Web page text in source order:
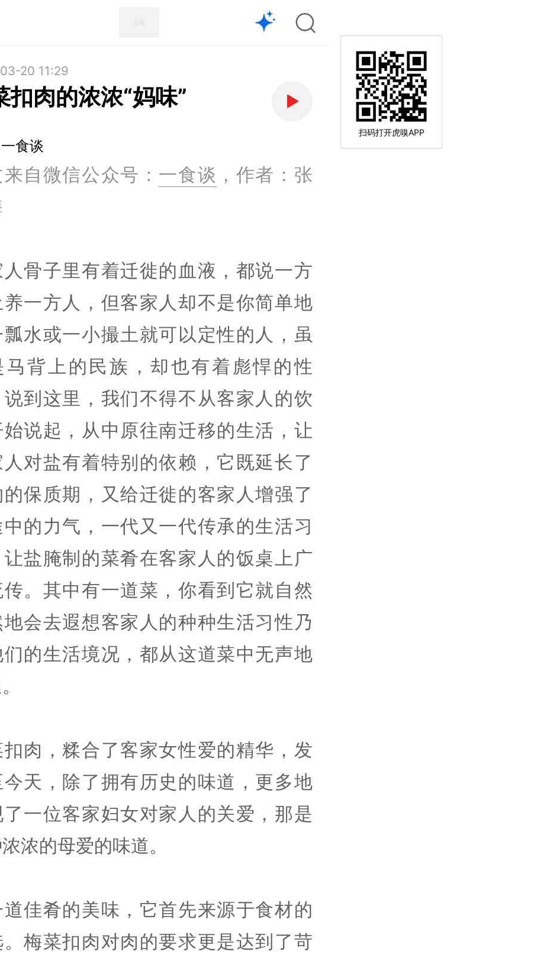
扫码打开虎嗅APP
20 11:29
扣肉的浓浓“妈味”
一食谈
自微信公众号： 一食谈 ，作者：张
骨子里有着迁徙的血液，都说一方
一方人，但客家人却不是你简单地
瓢水或一小撮土就可以定性的人，虽
马背上的民族，却也有着彪悍的性
到这里，我们不得不从客家人的饮
说起，从中原往南迁移的生活，让
对盐有着特别的依赖，它既延长了
保质期，又给迁徙的客家人增强了
的力气，一代又一代传承的生活习
盐腌制的菜肴在客家人的饭桌上广
。其中有一道菜，你看到它就自然
会去遐想客家人的种种生活习性乃
的生活境况，都从这道菜中无声地
肉，糅合了客家女性爱的精华，发
今天，除了拥有历史的味道，更多地
了一位客家妇女对家人的关爱，那是
浓的母爱的味道。
佳肴的美味，它首先来源于食材的
梅菜扣肉对肉的要求更是达到了苛